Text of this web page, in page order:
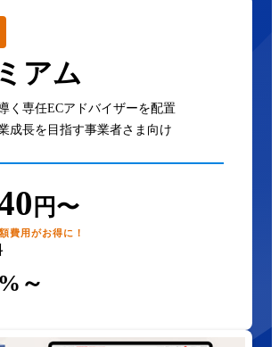
アム
く専任ECアドバイザーを配置
成長を目指す事業者さま向け
円〜
費用がお得に！
%～